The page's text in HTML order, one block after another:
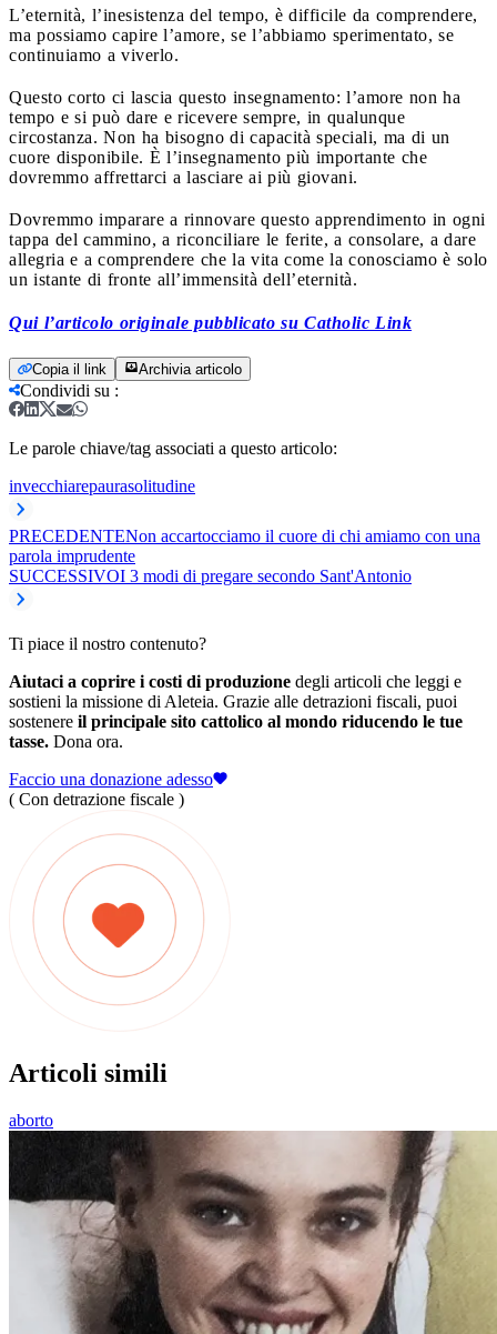
L’eternità, l’inesistenza del tempo, è difficile da comprendere,
ma possiamo capire l’amore, se l’abbiamo sperimentato, se
continuiamo a viverlo.
Questo corto ci lascia questo insegnamento: l’amore non ha
tempo e si può dare e ricevere sempre, in qualunque
circostanza. Non ha bisogno di capacità speciali, ma di un
cuore disponibile. È l’insegnamento più importante che
dovremmo affrettarci a lasciare ai più giovani.
Dovremmo imparare a rinnovare questo apprendimento in ogni
tappa del cammino, a riconciliare le ferite, a consolare, a dare
allegria e a comprendere che la vita come la conosciamo è solo
un istante di fronte all’immensità dell’eternità.
Qui l’articolo originale pubblicato su Catholic Link
Copia il link Archivia articolo
Condividi su :
Le parole chiave/tag associati a questo articolo:
invecchiarepaurasolitudine
PRECEDENTENon accartocciamo il cuore di chi amiamo con una
parola imprudente
SUCCESSIVOI 3 modi di pregare secondo Sant'Antonio
Ti piace il nostro contenuto?
Aiutaci a coprire i costi di produzione degli articoli che leggi e
sostieni la missione di Aleteia. Grazie alle detrazioni fiscali, puoi
sostenere il principale sito cattolico al mondo riducendo le tue
tasse. Dona ora.
Faccio una donazione adesso
( Con detrazione fiscale )
Articoli simili
aborto